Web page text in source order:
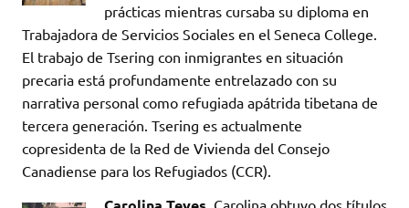
prácticas mientras cursaba su diploma en
Trabajadora de Servicios Sociales en el Seneca College.
El trabajo de Tsering con inmigrantes en situación
precaria está profundamente entrelazado con su
narrativa personal como refugiada apátrida tibetana de
tercera generación. Tsering es actualmente
copresidenta de la Red de Vivienda del Consejo
Canadiense para los Refugiados (CCR).
Carolina obtuvo dos títulos